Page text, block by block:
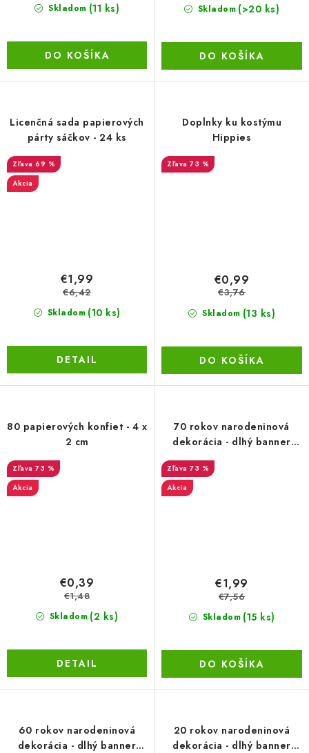
Skladom (11 ks)
DO KOŠÍKA
Skladom (>20 ks)
DO KOŠÍKA
Licenčná sada papierových
párty sáčkov - 24 ks
69 %
Akcia
Skladom (10 ks)
€1,99
€6,42
DETAIL
Doplnky ku kostýmu
Hippies
73 %
Skladom (13 ks)
€0,99
€3,76
DO KOŠÍKA
80 papierových konfiet - 4 x
2 cm
73 %
Akcia
Skladom (2 ks)
€0,39
€1,48
DETAIL
70 rokov narodeninová
dekorácia - dlhý banner
73 %
Akcia
Skladom (15 ks)
€1,99
€7,56
DO KOŠÍKA
60 rokov narodeninová
dekorácia - dlhý banner
20 rokov narodeninová
dekorácia - dlhý banner